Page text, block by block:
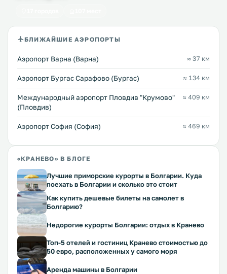
БЛИЖАЙШИЕ АЭРОПОРТЫ
Аэропорт Варна (Варна) ≈ 37 км
Аэропорт Бургас Сарафово (Бургас) ≈ 134 км
Международный аэропорт Пловдив "Крумово"
(Пловдив)
≈ 409 км
Аэропорт София (София) ≈ 469 км
«КРАНЕВО» В БЛОГЕ
Лучшие приморские курорты в Болгарии. Куда
поехать в Болгарии и сколько это стоит
Как купить дешевые билеты на самолет в
Болгарию?
Недорогие курорты Болгарии: отдых в Кранево
Топ-5 отелей и гостиниц Кранево стоимостью до
50 евро, расположенных у самого моря
Аренда машины в Болгарии